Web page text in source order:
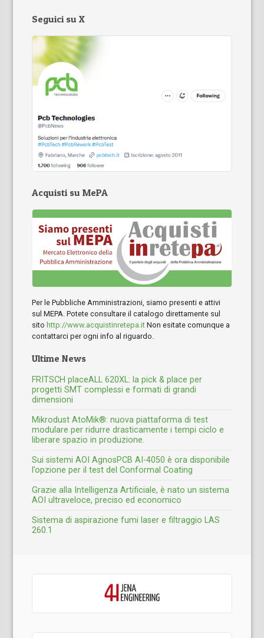
Seguici su X
Acquisti su MePA
Per le Pubbliche Amministrazioni, siamo presenti e attivi
sul MEPA. Potete consultare il catalogo direttamente sul
sito http://www.acquistinretepa.it Non esitate comunque a
contattarci per ogni info al riguardo.
Ultime News
FRITSCH placeALL 620XL: la pick & place per
progetti SMT complessi e formati di grandi
dimensioni
Mikrodust AtoMik®: nuova piattaforma di test
modulare per ridurre drasticamente i tempi ciclo e
liberare spazio in produzione.
Sui sistemi AOI AgnosPCB AI-4050 è ora disponibile
l’opzione per il test del Conformal Coating
Grazie alla Intelligenza Artificiale, è nato un sistema
AOI ultraveloce, preciso ed economico
Sistema di aspirazione fumi laser e filtraggio LAS
260.1